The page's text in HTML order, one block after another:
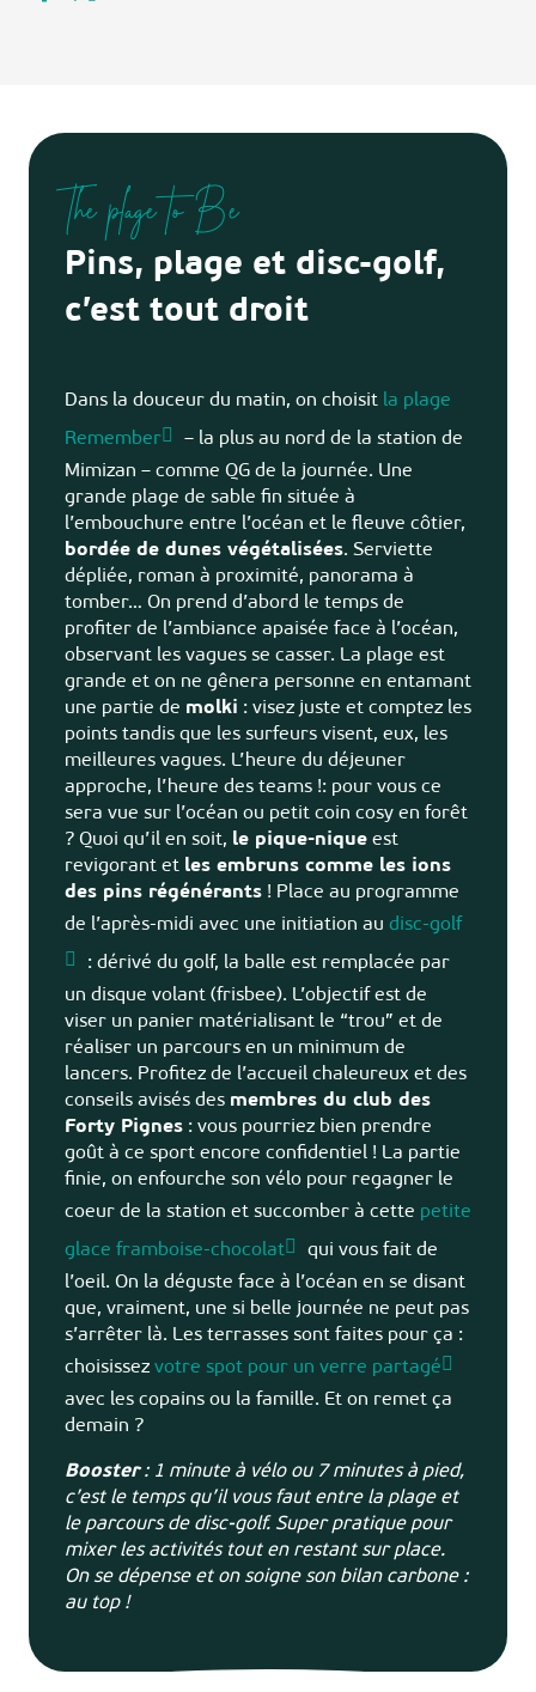
The plage to Be
Pins, plage et disc-golf,
c’est tout droit
Dans la douceur du matin, on choisit la plage
Remember
– la plus au nord de la station de
Mimizan – comme QG de la journée. Une
grande plage de sable fin située à
l’embouchure entre l’océan et le fleuve côtier,
bordée de dunes végétalisées. Serviette
dépliée, roman à proximité, panorama à
tomber… On prend d’abord le temps de
profiter de l’ambiance apaisée face à l’océan,
observant les vagues se casser. La plage est
grande et on ne gênera personne en entamant
une partie de molki : visez juste et comptez les
points tandis que les surfeurs visent, eux, les
meilleures vagues. L’heure du déjeuner
approche, l’heure des teams !: pour vous ce
sera vue sur l’océan ou petit coin cosy en forêt
? Quoi qu’il en soit, le pique-nique est
revigorant et les embruns comme les ions
des pins régénérants ! Place au programme
de l’après-midi avec une initiation au disc-golf
: dérivé du golf, la balle est remplacée par
un disque volant (frisbee). L’objectif est de
viser un panier matérialisant le “trou” et de
réaliser un parcours en un minimum de
lancers. Profitez de l’accueil chaleureux et des
conseils avisés des membres du club des
Forty Pignes : vous pourriez bien prendre
goût à ce sport encore confidentiel ! La partie
finie, on enfourche son vélo pour regagner le
coeur de la station et succomber à cette petite
glace framboise-chocolat
qui vous fait de
l’oeil. On la déguste face à l’océan en se disant
que, vraiment, une si belle journée ne peut pas
s’arrêter là. Les terrasses sont faites pour ça :
choisissez votre spot pour un verre partagé
avec les copains ou la famille. Et on remet ça
demain ?
Booster: 1 minute à vélo ou 7 minutes à pied,
c’est le temps qu’il vous faut entre la plage et
le parcours de disc-golf. Super pratique pour
mixer les activités tout en restant sur place.
On se dépense et on soigne son bilan carbone :
au top !